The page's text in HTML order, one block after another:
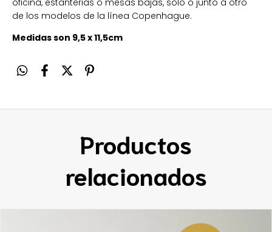
oficina, estanterias o mesas bajas, solo o junto a otro
de los modelos de la línea Copenhague.
Medidas son 9,5 x 11,5cm
Productos
relacionados